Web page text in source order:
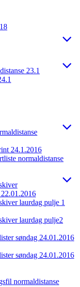
23.1
24.1.2016
normaldistanse
laurdag pulje 1
laurdag pulje2
søndag 24.01.2016
søndag 24.01.2016
normaldistanse